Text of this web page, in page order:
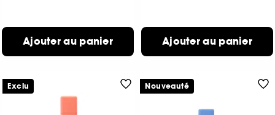
Ajouter au panier Ajouter au panier
Exclu Nouveauté